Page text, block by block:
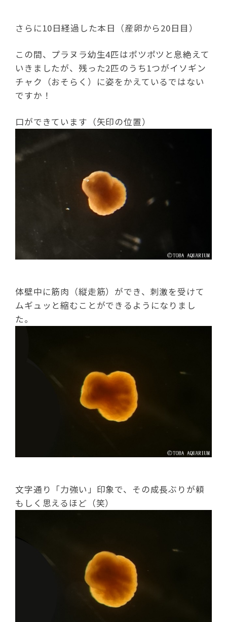
さらに10日経過した本日（産卵から20日目）
この間、プラヌラ幼生4匹はポツポツと息絶えて
いきましたが、残った2匹のうち1つがイソギン
チャク（おそらく）に姿をかえているではない
ですか！
口ができています（矢印の位置）
体壁中に筋肉（縦走筋）ができ、刺激を受けて
ムギュッと縮むことができるようになりまし
た。
文字通り「力強い」印象で、その成長ぶりが頼
もしく思えるほど（笑）